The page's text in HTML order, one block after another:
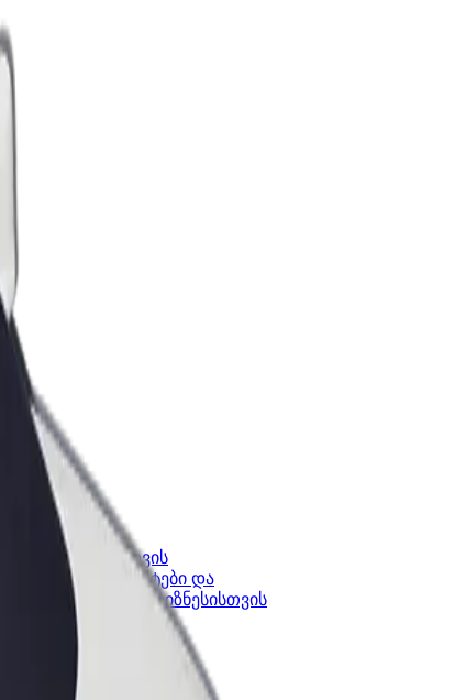
Bolt ბიზნესისთვის
Bolt-ის პროდუქტები და
სერვისები, შენი ბიზნესისთვის